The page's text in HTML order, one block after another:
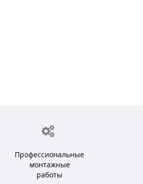
Профессиональные
монтажные
работы